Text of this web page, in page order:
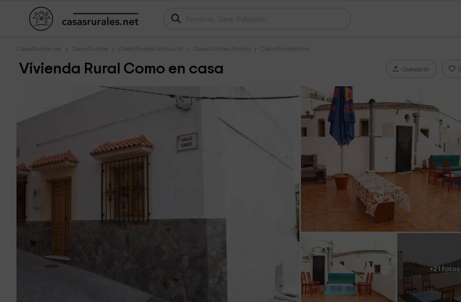
CasasRurales.net Casas Rurales Casas Rurales Andalucía Casas Rurales Almería Casas Rurales Enix
Vivienda Rural Como en casa Compartir
+21 fotos